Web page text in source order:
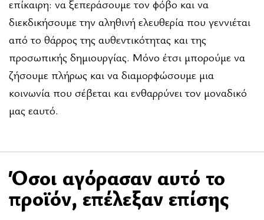
επίκαιρη: να ξεπεράσουμε τον φόβο και να
διεκδικήσουμε την αληθινή ελευθερία που γεννιέται
από το θάρρος της αυθεντικότητας και της
προσωπικής δημιουργίας. Μόνο έτσι μπορούμε να
ζήσουμε πλήρως και να διαμορφώσουμε μια
κοινωνία που σέβεται και ενθαρρύνει τον μοναδικό
μας εαυτό.
Όσοι αγόρασαν αυτό το
προϊόν, επέλεξαν επίσης